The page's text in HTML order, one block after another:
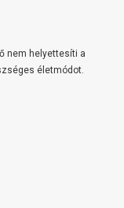
nem helyettesíti a
életmódot.